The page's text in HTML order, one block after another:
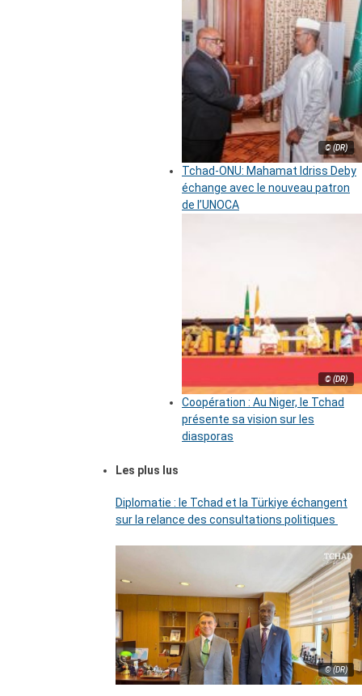
© (DR)
Tchad-ONU: Mahamat Idriss Deby
échange avec le nouveau patron
de l’UNOCA
© (DR)
Coopération : Au Niger, le Tchad
présente sa vision sur les
diasporas
Les plus lus
Diplomatie : le Tchad et la Türkiye échangent
sur la relance des consultations politiques
© (DR)